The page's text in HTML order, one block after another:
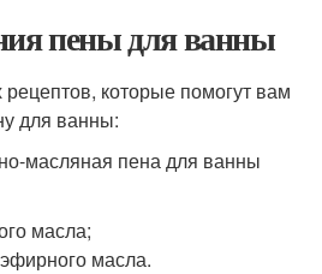
пены для ванны
которые помогут вам
для ванны:
масляная пена для ванны
масла;
масла.